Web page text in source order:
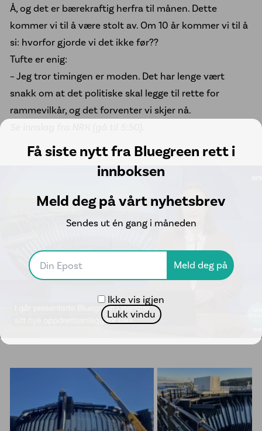
Få siste nytt fra Bluegreen rett i
innboksen
Meld deg på vårt nyhetsbrev
Sendes ut én gang i måneden
Ikke vis igjen
Lukk vindu
Å, og det er bærekraftig herfra til månen. Dette
kommer vi til å være stolt av. Om 10 år kommer vi til å
si: hvorfor gjorde vi det ikke før??
Tufte er enig:
– Jeg tror timingen er moden. Det har lenge vært
snakk om at det politiske skal legge til rette for
rammevilkår, og det forventer vi skjer nå.